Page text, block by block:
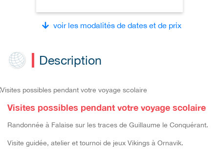
voir les modalités de dates et de prix
Description
Visites possibles pendant votre voyage scolaire
Randonnée à Falaise sur les traces de Guillaume le Conquérant.
Visite guidée, atelier et tournoi de jeux Vikings à Ornavik.